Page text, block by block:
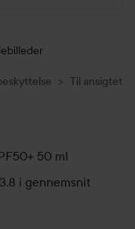
Til ansigtet
50 ml
3.8 i gennemsnit